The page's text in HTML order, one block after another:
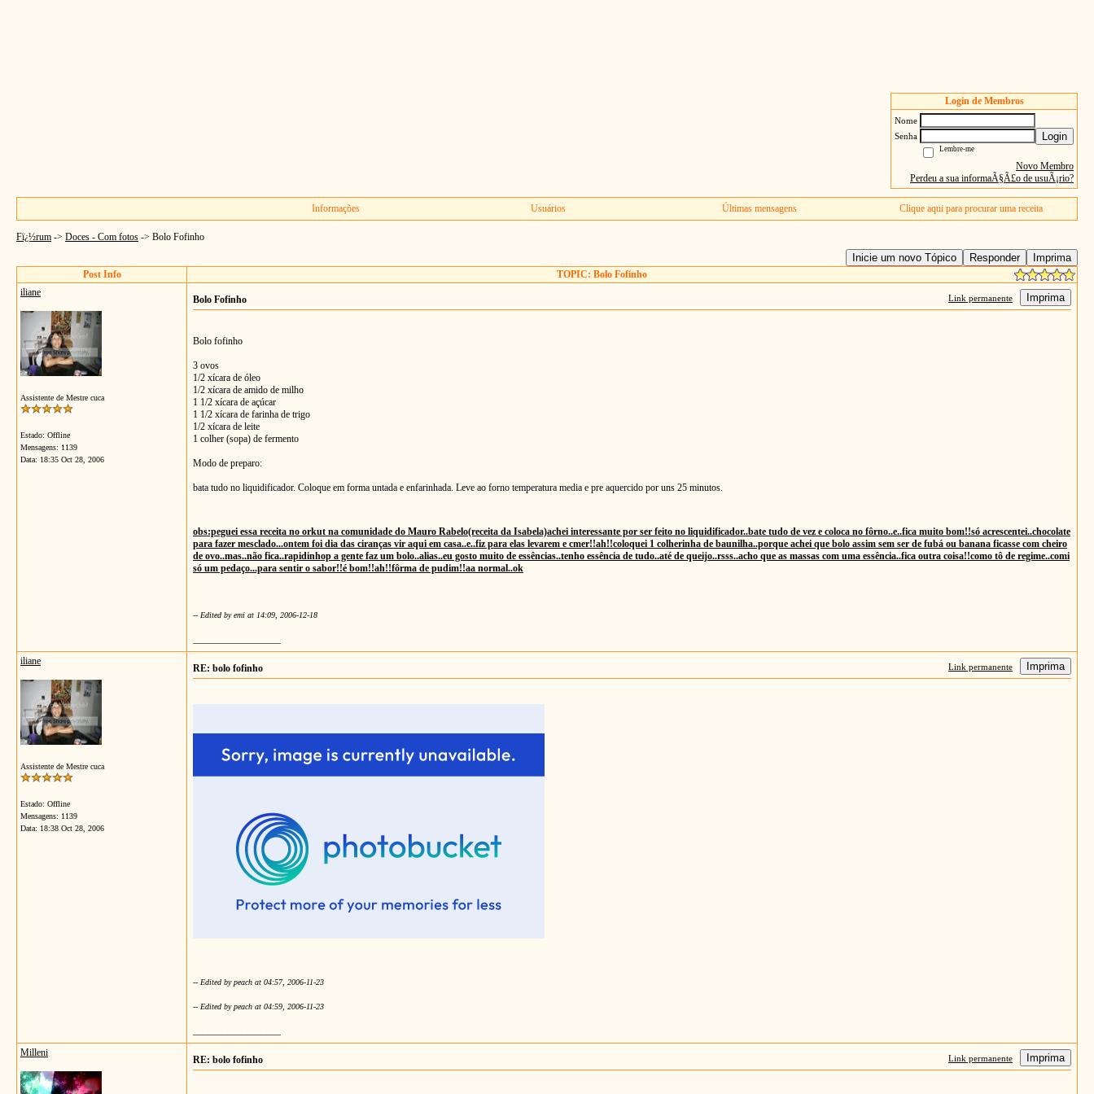
Login de Membros
Nome
Senha
Login
Lembre-me
Novo Membro
Perdeu a sua informaÃ§Ã£o de usuÃ¡rio?
Informações Usuários Últimas mensagens Clique aqui para procurar uma receita
Fï¿½rum -> Doces - Com fotos -> Bolo Fofinho
Inicie um novo Tópico Responder Imprima
Post Info
TOPIC: Bolo Fofinho
iliane
Assistente de Mestre cuca
Estado: Offline
Mensagens: 1139
Data: 18:35 Oct 28, 2006
Bolo Fofinho Link permanente Imprima
Bolo fofinho
3 ovos
1/2 xícara de óleo
1/2 xícara de amido de milho
1 1/2 xícara de açúcar
1 1/2 xícara de farinha de trigo
1/2 xícara de leite
1 colher (sopa) de fermento
Modo de preparo:
bata tudo no liquidificador. Coloque em forma untada e enfarinhada. Leve ao forno temperatura media e pre aquercido por uns 25 minutos.
obs:peguei essa receita no orkut na comunidade do Mauro Rabelo(receita da Isabela)achei interessante por ser feito no liquidificador..bate tudo de vez e coloca no fôrno..e..fica muito bom!!só acrescentei..chocolate
para fazer mesclado...ontem foi dia das ciranças vir aqui em casa..e..fiz para elas levarem e cmer!!ah!!coloquei 1 colherinha de baunilha..porque achei que bolo assim sem ser de fubá ou banana ficasse com cheiro
de ovo..mas..não fica..rapidinhop a gente faz um bolo..alias..eu gosto muito de essências..tenho essência de tudo..até de queijo..rsss..acho que as massas com uma essência..fica outra coisa!!como tô de regime..comi
só um pedaço...para sentir o sabor!!é bom!!ah!!fôrma de pudim!!aa normal..ok
-- Edited by emi at 14:09, 2006-12-18
iliane
Assistente de Mestre cuca
Estado: Offline
Mensagens: 1139
Data: 18:38 Oct 28, 2006
RE: bolo fofinho Link permanente Imprima
-- Edited by peach at 04:57, 2006-11-23
-- Edited by peach at 04:59, 2006-11-23
Milleni
RE: bolo fofinho Link permanente Imprima